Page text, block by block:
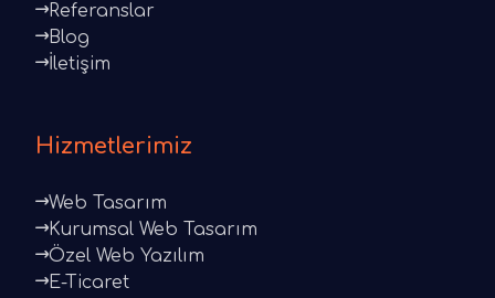
Referanslar
Blog
İletişim
Hizmetlerimiz
Web Tasarım
Kurumsal Web Tasarım
Özel Web Yazılım
E-Ticaret